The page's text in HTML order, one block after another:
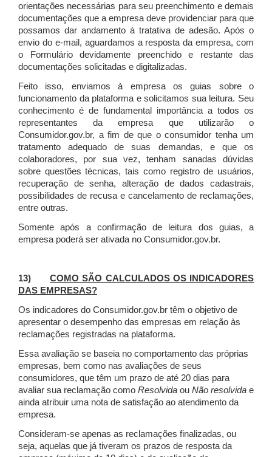
orientações necessárias para seu preenchimento e demais
documentações que a empresa deve providenciar para que
possamos dar andamento à tratativa de adesão. Após o
envio do e-mail, aguardamos a resposta da empresa, com
o Formulário devidamente preenchido e restante das
documentações solicitadas e digitalizadas.
Feito isso, enviamos à empresa os guias sobre o
funcionamento da plataforma e solicitamos sua leitura. Seu
conhecimento é de fundamental importância a todos os
representantes da empresa que utilizarão o
Consumidor.gov.br, a fim de que o consumidor tenha um
tratamento adequado de suas demandas, e que os
colaboradores, por sua vez, tenham sanadas dúvidas
sobre questões técnicas, tais como registro de usuários,
recuperação de senha, alteração de dados cadastrais,
possibilidades de recusa e cancelamento de reclamações,
entre outras.
Somente após a confirmação de leitura dos guias, a
empresa poderá ser ativada no Consumidor.gov.br.
13)COMO SÃO CALCULADOS OS INDICADORES
DAS EMPRESAS?
Os indicadores do Consumidor.gov.br têm o objetivo de
apresentar o desempenho das empresas em relação às
reclamações registradas na plataforma.
Essa avaliação se baseia no comportamento das próprias
empresas, bem como nas avaliações de seus
consumidores, que têm um prazo de até 20 dias para
avaliar sua reclamação como Resolvida ou Não resolvida e
ainda atribuir uma nota de satisfação ao atendimento da
empresa.
Consideram-se apenas as reclamações finalizadas, ou
seja, aquelas que já tiveram os prazos de resposta da